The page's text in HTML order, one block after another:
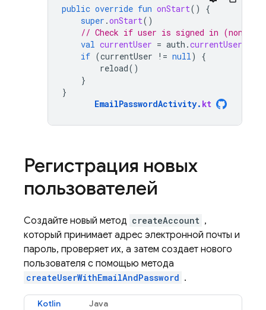
public override fun onStart()
{
super .onStart()
// Check if user is signed in (non-
val currentUser = auth .currentUser
if (currentUser != null)
{
reload()
}
}
EmailPasswordActivity. kt
Регистрация новых
пользователей
Создайте новый метод createAccount ,
который принимает адрес электронной почты и
пароль, проверяет их, а затем создает нового
пользователя с помощью метода
createUserWithEmailAndPassword .
Kotlin Java